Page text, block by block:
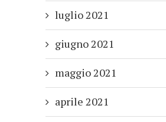
luglio 2021
giugno 2021
maggio 2021
aprile 2021